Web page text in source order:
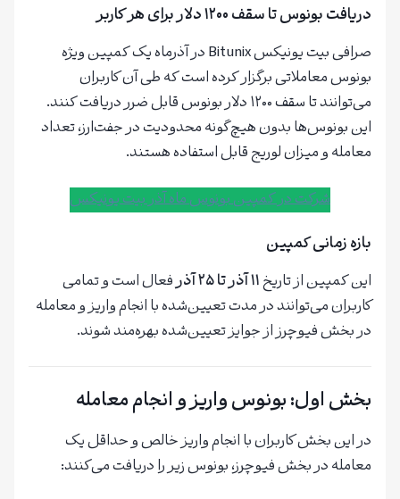
دریافت بونوس تا سقف ۱۲۰۰ دلار برای هر کاربر
صرافی بیت‌ یونیکس Bitunix در آذرماه یک کمپین ویژه
بونوس معاملاتی برگزار کرده است که طی آن کاربران
می‌توانند تا سقف ۱۲۰۰ دلار بونوس قابل ضرر دریافت کنند.
این بونوس‌ها بدون هیچ‌گونه محدودیت در جفت‌ارز، تعداد
معامله و میزان لوریج قابل استفاده هستند.
شرکت در کمپین بونوس ماه آذر بیت‌ یونیکس
بازه زمانی کمپین
این کمپین از تاریخ۱۱ آذر تا ۲۵ آذر
فعال است و تمامی
کاربران می‌توانند در مدت تعیین‌شده با انجام واریز و معامله
در بخش فیوچرز از جوایز تعیین‌شده بهره‌مند شوند.
بخش اول: بونوس واریز و انجام معامله
در این بخش کاربران با انجام واریز خالص و حداقل یک
معامله در بخش فیوچرز، بونوس زیر را دریافت می‌کنند: